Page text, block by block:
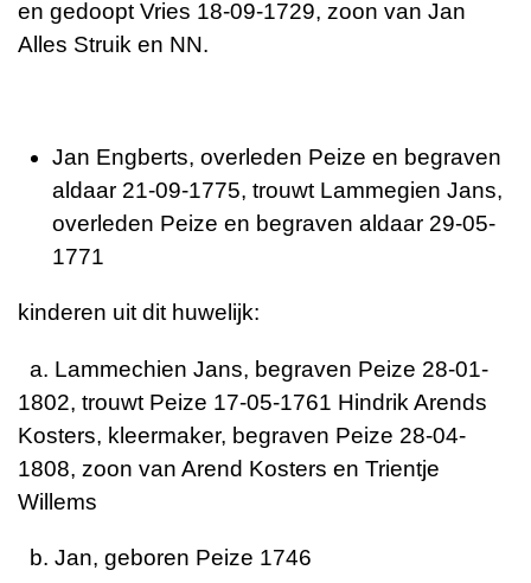
en gedoopt Vries 18-09-1729, zoon van Jan
Alles Struik en NN.
Jan Engberts, overleden Peize en begraven
aldaar 21-09-1775, trouwt Lammegien Jans,
overleden Peize en begraven aldaar 29-05-
1771
kinderen uit dit huwelijk:
a. Lammechien Jans, begraven Peize 28-01-
1802, trouwt Peize 17-05-1761 Hindrik Arends
Kosters, kleermaker, begraven Peize 28-04-
1808, zoon van Arend Kosters en Trientje
Willems
b. Jan, geboren Peize 1746